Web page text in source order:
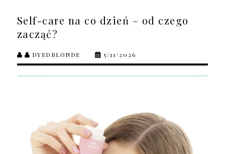
Self-care na co dzień – od czego
zacząć?
DYEDBLONDE 5/11/2026